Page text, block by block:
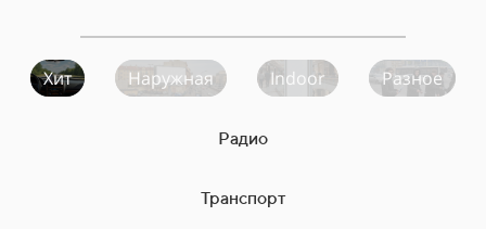
Хит Наружная Indoor Разное
Радио
Транспорт